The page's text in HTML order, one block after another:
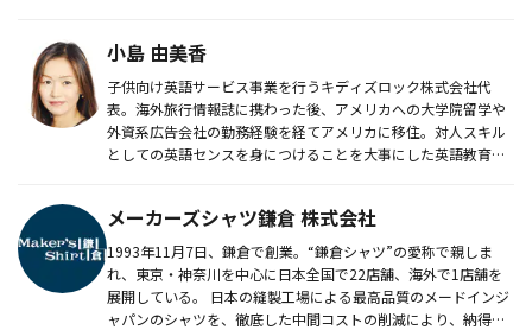
小島 由美香
子供向け英語サービス事業を行うキディズロック株式会社代
表。海外旅行情報誌に携わった後、アメリカへの大学院留学や
外資系広告会社の勤務経験を経てアメリカに移住。対人スキル
としての英語センスを身につけることを大事にした英語教育を
メーカーズシャツ鎌倉 株式会社
1993年11月7日、鎌倉で創業。“鎌倉シャツ”の愛称で親しま
れ、東京・神奈川を中心に日本全国で22店舗、海外で1店舗を
展開している。 日本の縫製工場による最高品質のメードインジ
ャパンのシャツを、徹底した中間コストの削減により、納得